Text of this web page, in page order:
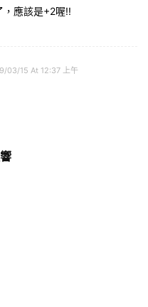
，應該是+2喔!!
03/15 At 12:37 上午